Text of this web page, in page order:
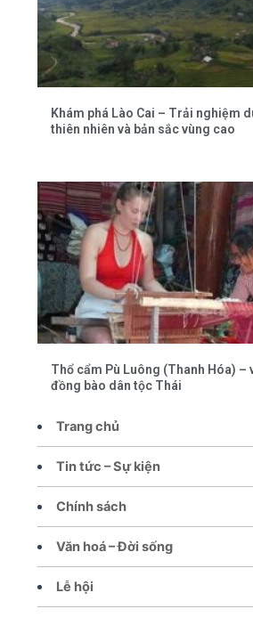
Trang chủ
Tin tức – Sự kiện
Chính sách
Văn hoá – Đời sống
Lễ hội
Khám phá Lào Cai – Trải nghiệm
thiên nhiên và bản sắc vùng cao
Thổ cẩm Pù Luông (Thanh Hóa) –
đồng bào dân tộc Thái